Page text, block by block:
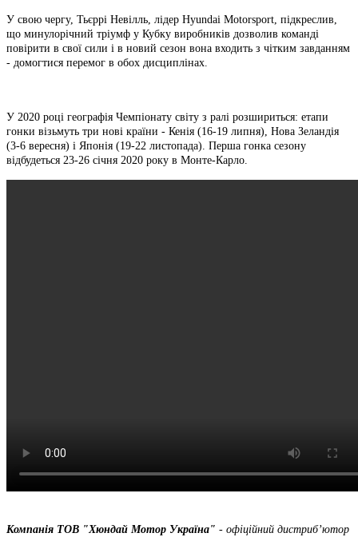
У свою чергу, Тьєррі Невілль, лідер Hyundai Motorsport, підкреслив,
що минулорічний тріумф у Кубку виробників дозволив команді
повірити в свої сили і в новий сезон вона входить з чітким завданням
- домогтися перемог в обох дисциплінах.
У 2020 році географія Чемпіонату світу з ралі розшириться: етапи
гонки візьмуть три нові країни - Кенія (16-19 липня), Нова Зеландія
(3-6 вересня) і Японія (19-22 листопада). Перша гонка сезону
відбудеться 23-26 січня 2020 року в Монте-Карло.
Компанія ТOВ "Хюндай Мотор Україна" - офіційний дистриб’ютор